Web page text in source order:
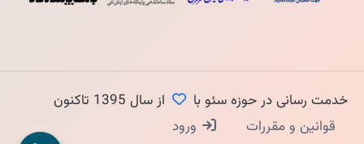
خدمت رسانی در حوزه سئو با
از سال 1395 تاکنون
قوانین و مقررات
ورود